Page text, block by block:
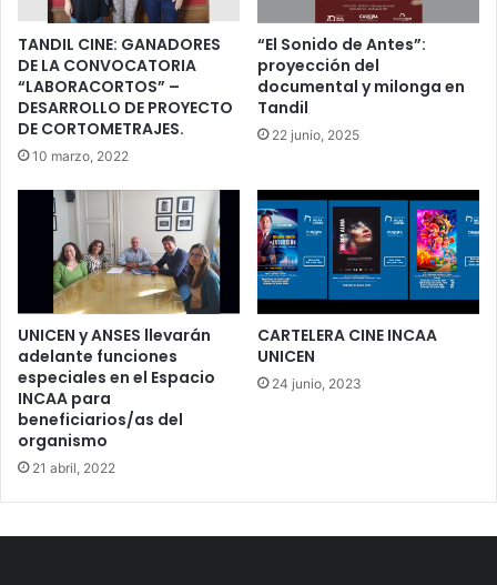
TANDIL CINE: GANADORES
DE LA CONVOCATORIA
“LABORACORTOS” –
DESARROLLO DE PROYECTO
DE CORTOMETRAJES.
10 marzo, 2022
“El Sonido de Antes”:
proyección del
documental y milonga en
Tandil
22 junio, 2025
UNICEN y ANSES llevarán
adelante funciones
especiales en el Espacio
INCAA para
beneficiarios/as del
organismo
21 abril, 2022
CARTELERA CINE INCAA
UNICEN
24 junio, 2023